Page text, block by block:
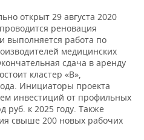
открыт 29 августа 2020
реновация
выполняется работа по
медицинских
сдача в аренду
кластер «B»,
Инициаторы проекта
инвестиций от профильных
руб. к 2025 году. Также
свыше 200 новых рабочих